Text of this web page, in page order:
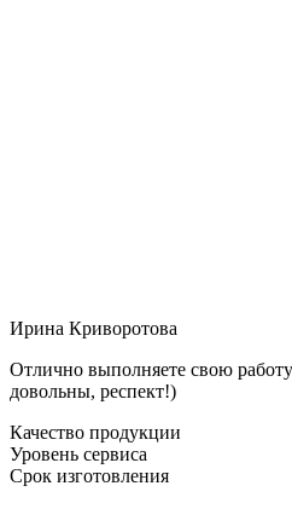
Ирина Криворотова
Отлично выполняете свою
довольны, респект!)
Качество продукции
Уровень сервиса
Срок изготовления